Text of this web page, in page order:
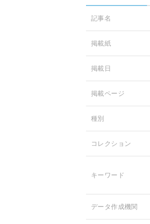
記事名
掲載紙
掲載日
掲載ページ
種別
コレクション
キーワード
データ作成機関